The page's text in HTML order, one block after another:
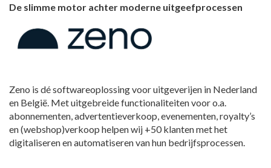
De slimme motor achter moderne uitgeefprocessen
Zeno is dé softwareoplossing voor uitgeverijen in Nederland
en België. Met uitgebreide functionaliteiten voor o.a.
abonnementen, advertentieverkoop, evenementen, royalty’s
en (webshop)verkoop helpen wij +50 klanten met het
digitaliseren en automatiseren van hun bedrijfsprocessen.